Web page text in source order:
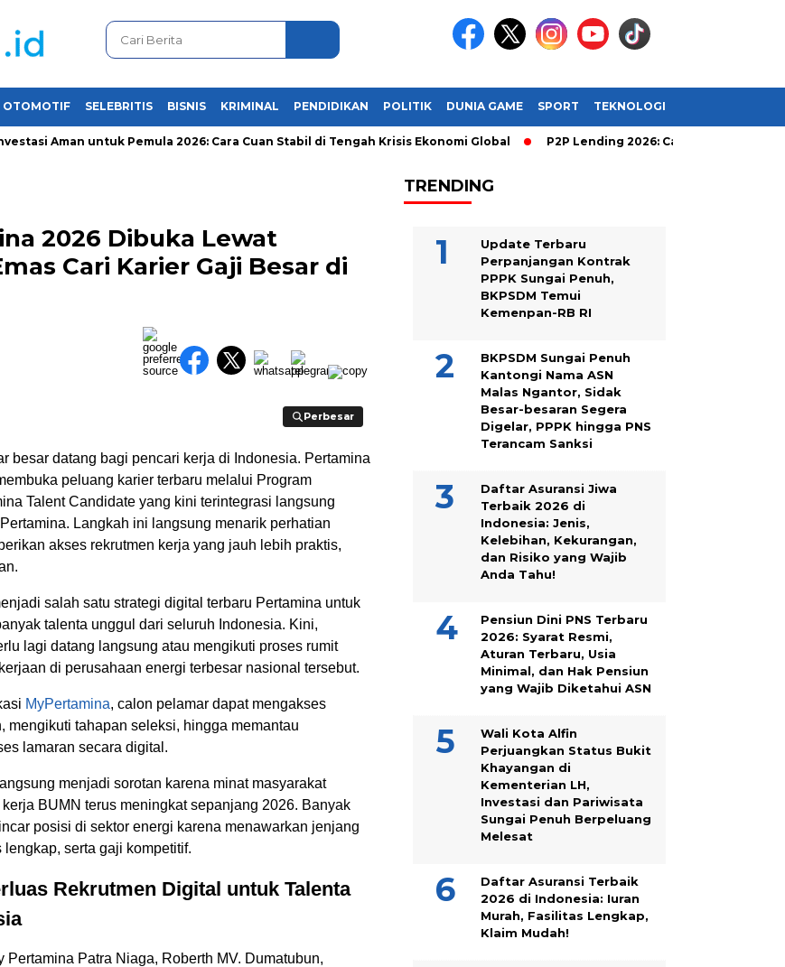
OTOMOTIF SELEBRITIS BISNIS KRIMINAL PENDIDIKAN POLITIK DUNIA GAME SPORT TEKNOLOGI
Aman untuk Pemula 2026: Cara Cuan Stabil di Tengah Krisis Ekonomi Global P2P Lending 2026: Cara Cerdas
2026 Dibuka Lewat
Cari Karier Gaji Besar di
Perbesar
Perbesar
besar datang bagi pencari kerja di Indonesia. Pertamina
peluang karier terbaru melalui Program
Talent Candidate yang kini terintegrasi langsung
Langkah ini langsung menarik perhatian
akses rekrutmen kerja yang jauh lebih praktis,
salah satu strategi digital terbaru Pertamina untuk
talenta unggul dari seluruh Indonesia. Kini,
lagi datang langsung atau mengikuti proses rumit
di perusahaan energi terbesar nasional tersebut.
MyPertamina, calon pelamar dapat mengakses
mengikuti tahapan seleksi, hingga memantau
lamaran secara digital.
menjadi sorotan karena minat masyarakat
BUMN terus meningkat sepanjang 2026. Banyak
posisi di sektor energi karena menawarkan jenjang
lengkap, serta gaji kompetitif.
Rekrutmen Digital untuk Talenta
Pertamina Patra Niaga, Roberth MV. Dumatubun,
TRENDING
Update Terbaru
Perpanjangan Kontrak
PPPK Sungai Penuh,
BKPSDM Temui
Kemenpan-RB RI
BKPSDM Sungai Penuh
Kantongi Nama ASN
Malas Ngantor, Sidak
Besar-besaran Segera
Digelar, PPPK hingga PNS
Terancam Sanksi
Daftar Asuransi Jiwa
Terbaik 2026 di
Indonesia: Jenis,
Kelebihan, Kekurangan,
dan Risiko yang Wajib
Anda Tahu!
Pensiun Dini PNS Terbaru
2026: Syarat Resmi,
Aturan Terbaru, Usia
Minimal, dan Hak Pensiun
yang Wajib Diketahui ASN
Wali Kota Alfin
Perjuangkan Status Bukit
Khayangan di
Kementerian LH,
Investasi dan Pariwisata
Sungai Penuh Berpeluang
Melesat
Daftar Asuransi Terbaik
2026 di Indonesia: Iuran
Murah, Fasilitas Lengkap,
Klaim Mudah!